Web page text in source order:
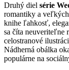
Druhý diel série
romantiky a
knihe ľahkosť,
sa číta neuveriteľne
celostranové
Nádherná obálka
populárne na